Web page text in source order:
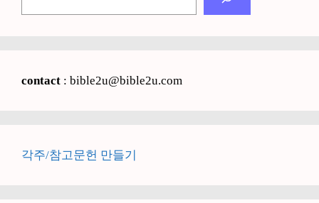
contact : bible2u@bible2u.com
각주/참고문헌 만들기